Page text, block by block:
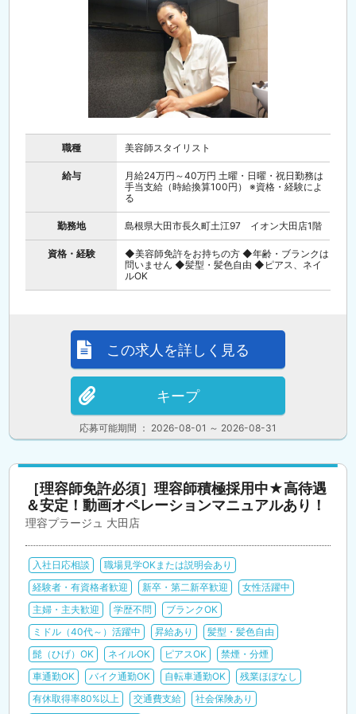
職種 美容師スタイリスト
給与
月給24万円～40万円 土曜・日曜・祝日勤務は
手当支給（時給換算100円） ※資格・経験によ
る
勤務地 島根県大田市長久町土江97 イオン大田店1階
資格・経験
◆美容師免許をお持ちの方 ◆年齢・ブランクは
問いません ◆髪型・髪色自由 ◆ピアス、ネイ
ルOK
応募可能期間 ： 2026-08-01 ～ 2026-08-31
この求人を詳しく見る
キープ
［理容師免許必須］理容師積極採用中★高待遇
＆安定！動画オペレーションマニュアルあり！
理容プラージュ 大田店
入社日応相談
職場見学OKまたは説明会あり
経験者・有資格者歓迎
新卒・第二新卒歓迎
女性活躍中
主婦・主夫歓迎
学歴不問
ブランクOK
ミドル（40代～）活躍中
昇給あり
髪型・髪色自由
髭（ひげ）OK
ネイルOK ピアスOK
禁煙・分煙
車通勤OK
バイク通勤OK 自転車通勤OK
残業ほぼなし
有休取得率80%以上
交通費支給
社会保険あり